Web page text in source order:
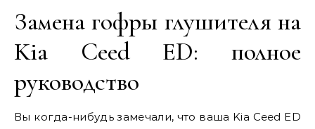
Замена гофры глушителя на
Kia Ceed ED: полное
руководство
Вы когда-нибудь замечали, что ваша Kia Ceed ED